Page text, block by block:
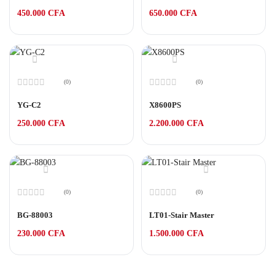
5
450.000 CFA
5
650.000 CFA
0
5
(0)
YG-C2
250.000 CFA
0
5
(0)
X8600PS
2.200.000 CFA
0
5
(0)
BG-88003
230.000 CFA
0
5
(0)
LT01-Stair Master
1.500.000 CFA